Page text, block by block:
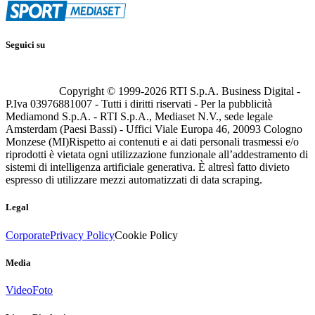
Seguici su
Copyright © 1999-2026 RTI S.p.A. Business Digital -
P.Iva 03976881007 - Tutti i diritti riservati - Per la pubblicità
Mediamond S.p.A. - RTI S.p.A., Mediaset N.V., sede legale
Amsterdam (Paesi Bassi) - Uffici Viale Europa 46, 20093 Cologno
Monzese (MI)Rispetto ai contenuti e ai dati personali trasmessi e/o
riprodotti è vietata ogni utilizzazione funzionale all’addestramento di
sistemi di intelligenza artificiale generativa. È altresì fatto divieto
espresso di utilizzare mezzi automatizzati di data scraping.
Legal
CorporatePrivacy PolicyCookie Policy
Media
VideoFoto